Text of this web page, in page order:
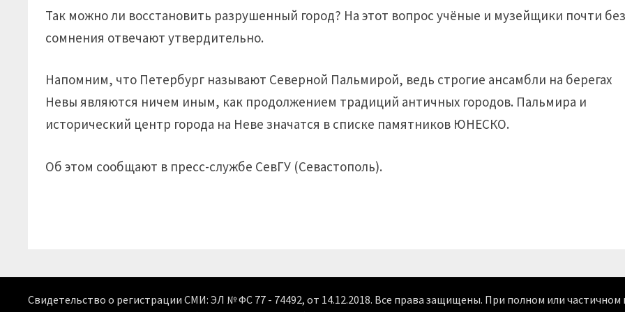
Так можно ли восстановить разрушенный город? На этот вопрос учёные и музейщики почти без
сомнения отвечают утвердительно.
Напомним, что Петербург называют Северной Пальмирой, ведь строгие ансамбли на берегах
Невы являются ничем иным, как продолжением традиций античных городов. Пальмира и
исторический центр города на Неве значатся в списке памятников ЮНЕСКО.
Об этом сообщают в пресс-службе СевГУ (Севастополь).
Свидетельство о регистрации СМИ: ЭЛ № ФС 77 - 74492, от 14.12.2018. Все права защищены. При полном или